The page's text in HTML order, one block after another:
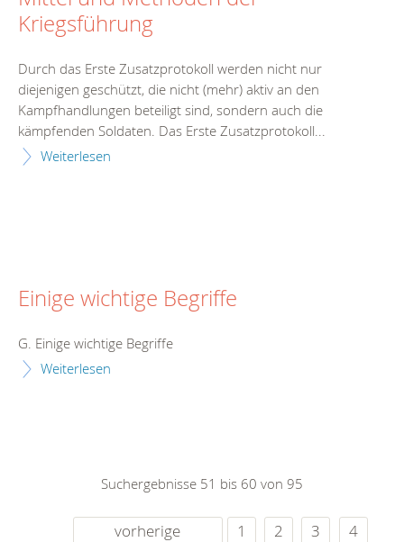
Kriegsführung
Durch das Erste Zusatzprotokoll werden nicht nur
diejenigen geschützt, die nicht (mehr) aktiv an den
Kampfhandlungen beteiligt sind, sondern auch die
kämpfenden Soldaten. Das Erste Zusatzprotokoll...
Weiterlesen
Einige wichtige Begriffe
G. Einige wichtige Begriffe
Weiterlesen
Suchergebnisse 51 bis 60 von 95
vorherige 1 2 3
4